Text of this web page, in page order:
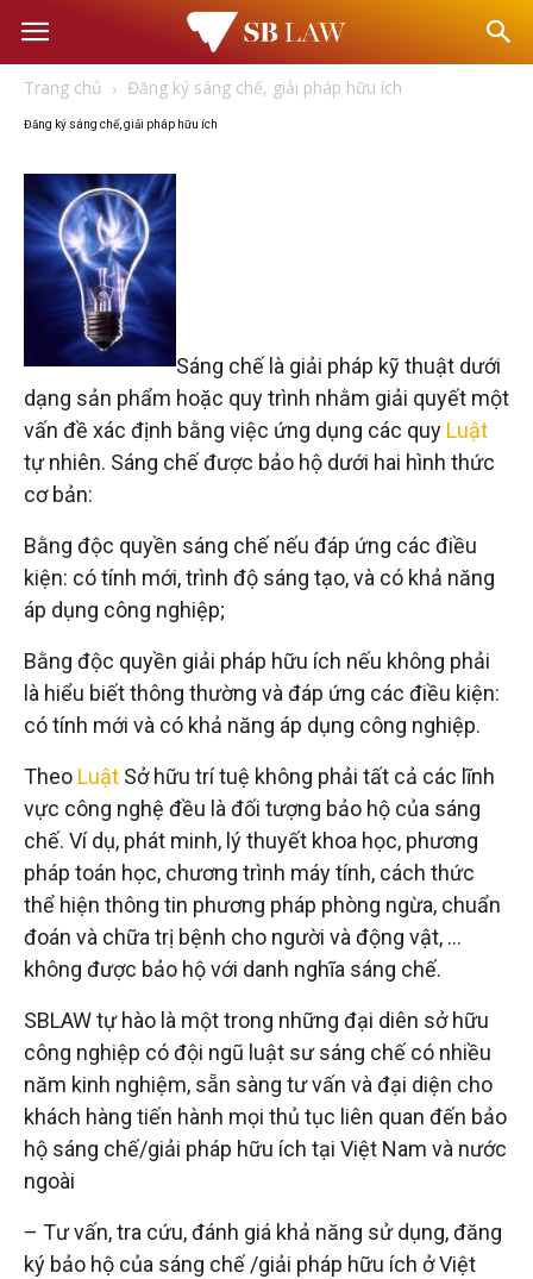
Văn
Luật
vấn
đầu
diện
hữu
tuệ
Trang chủ Đăng ký sáng chế, giải pháp hữu ích
Đăng ký sáng chế, giải pháp hữu ích
Sáng chế là giải pháp kỹ thuật dưới
dạng sản phẩm hoặc quy trình nhằm giải quyết một
vấn đề xác định bằng việc ứng dụng các quy Luật
tự nhiên. Sáng chế được bảo hộ dưới hai hình thức
cơ bản:
Bằng độc quyền sáng chế nếu đáp ứng các điều
kiện: có tính mới, trình độ sáng tạo, và có khả năng
áp dụng công nghiệp;
Bằng độc quyền giải pháp hữu ích nếu không phải
là hiểu biết thông thường và đáp ứng các điều kiện:
có tính mới và có khả năng áp dụng công nghiệp.
Theo Luật Sở hữu trí tuệ không phải tất cả các lĩnh
vực công nghệ đều là đối tượng bảo hộ của sáng
chế. Ví dụ, phát minh, lý thuyết khoa học, phương
pháp toán học, chương trình máy tính, cách thức
thể hiện thông tin phương pháp phòng ngừa, chuẩn
đoán và chữa trị bệnh cho người và động vật, …
không được bảo hộ với danh nghĩa sáng chế.
SBLAW tự hào là một trong những đại diên sở hữu
công nghiệp có đội ngũ luật sư sáng chế có nhiều
năm kinh nghiệm, sẵn sàng tư vấn và đại diện cho
khách hàng tiến hành mọi thủ tục liên quan đến bảo
hộ sáng chế/giải pháp hữu ích tại Việt Nam và nước
ngoài
– Tư vấn, tra cứu, đánh giá khả năng sử dụng, đăng
ký bảo hộ của sáng chế /giải pháp hữu ích ở Việt